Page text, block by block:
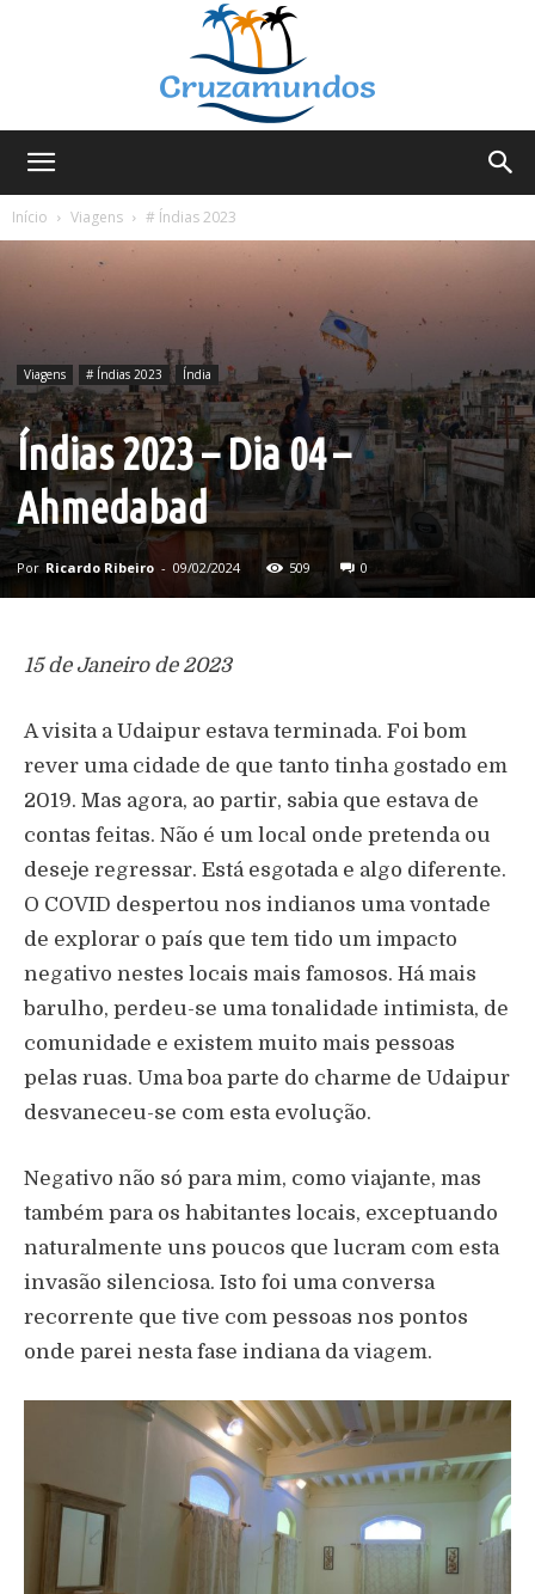
Início
Viagens # Índias 2023
Viagens # Índias 2023 Índia
Índias 2023 – Dia 04 –
Ahmedabad
Por Ricardo Ribeiro - 09/02/2024 509 0
15 de Janeiro de 2023
A visita a Udaipur estava terminada. Foi bom
rever uma cidade de que tanto tinha gostado em
2019. Mas agora, ao partir, sabia que estava de
contas feitas. Não é um local onde pretenda ou
deseje regressar. Está esgotada e algo diferente.
O COVID despertou nos indianos uma vontade
de explorar o país que tem tido um impacto
negativo nestes locais mais famosos. Há mais
barulho, perdeu-se uma tonalidade intimista, de
comunidade e existem muito mais pessoas
pelas ruas. Uma boa parte do charme de Udaipur
desvaneceu-se com esta evolução.
Negativo não só para mim, como viajante, mas
também para os habitantes locais, exceptuando
naturalmente uns poucos que lucram com esta
invasão silenciosa. Isto foi uma conversa
recorrente que tive com pessoas nos pontos
onde parei nesta fase indiana da viagem.